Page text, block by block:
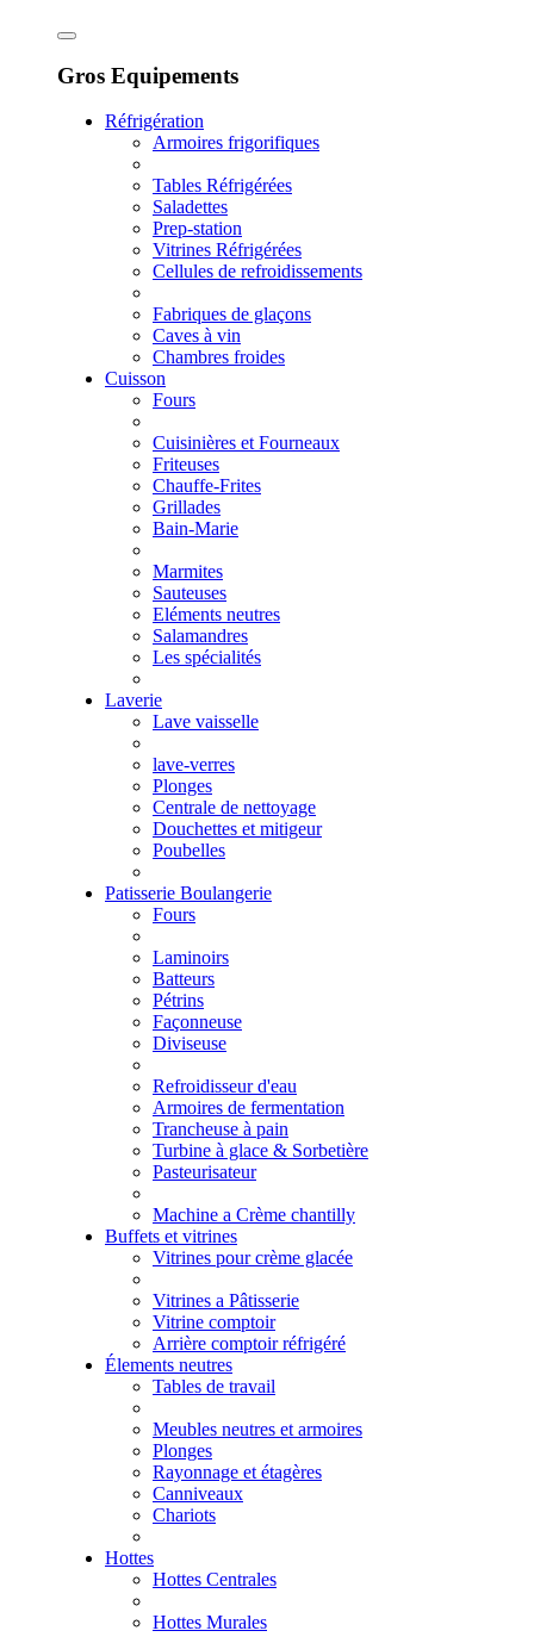
Gros Equipements
Réfrigération
Armoires frigorifiques
Tables Réfrigérées
Saladettes
Prep-station
Vitrines Réfrigérées
Cellules de refroidissements
Fabriques de glaçons
Caves à vin
Chambres froides
Cuisson
Fours
Cuisinières et Fourneaux
Friteuses
Chauffe-Frites
Grillades
Bain-Marie
Marmites
Sauteuses
Eléments neutres
Salamandres
Les spécialités
Laverie
Lave vaisselle
lave-verres
Plonges
Centrale de nettoyage
Douchettes et mitigeur
Poubelles
Patisserie Boulangerie
Fours
Laminoirs
Batteurs
Pétrins
Façonneuse
Diviseuse
Refroidisseur d'eau
Armoires de fermentation
Trancheuse à pain
Turbine à glace & Sorbetière
Pasteurisateur
Machine a Crème chantilly
Buffets et vitrines
Vitrines pour crème glacée
Vitrines a Pâtisserie
Vitrine comptoir
Arrière comptoir réfrigéré
Élements neutres
Tables de travail
Meubles neutres et armoires
Plonges
Rayonnage et étagères
Canniveaux
Chariots
Hottes
Hottes Centrales
Hottes Murales